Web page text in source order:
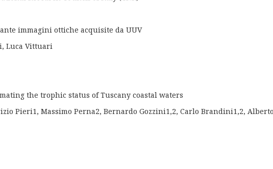
immagini ottiche acquisite da UUV
Luca Vittuari
the trophic status of Tuscany coastal waters
Pieri1, Massimo Perna2, Bernardo Gozzini1,2, Carlo Brandini1,2, Alberto